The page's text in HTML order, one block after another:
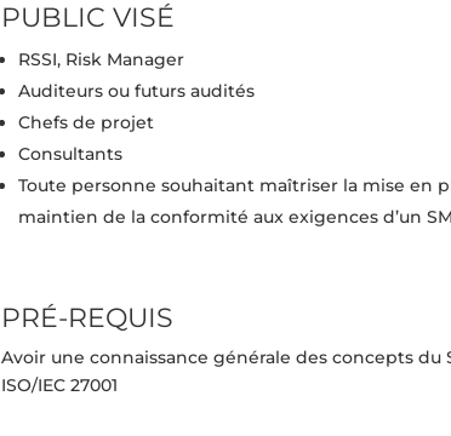
PUBLIC VISÉ
RSSI, Risk Manager
Auditeurs ou futurs audités
Chefs de projet
Consultants
Toute personne souhaitant maîtriser la mise en
maintien de la conformité aux exigences d’un
PRÉ-REQUIS
Avoir une connaissance générale des concepts du
ISO/IEC 27001